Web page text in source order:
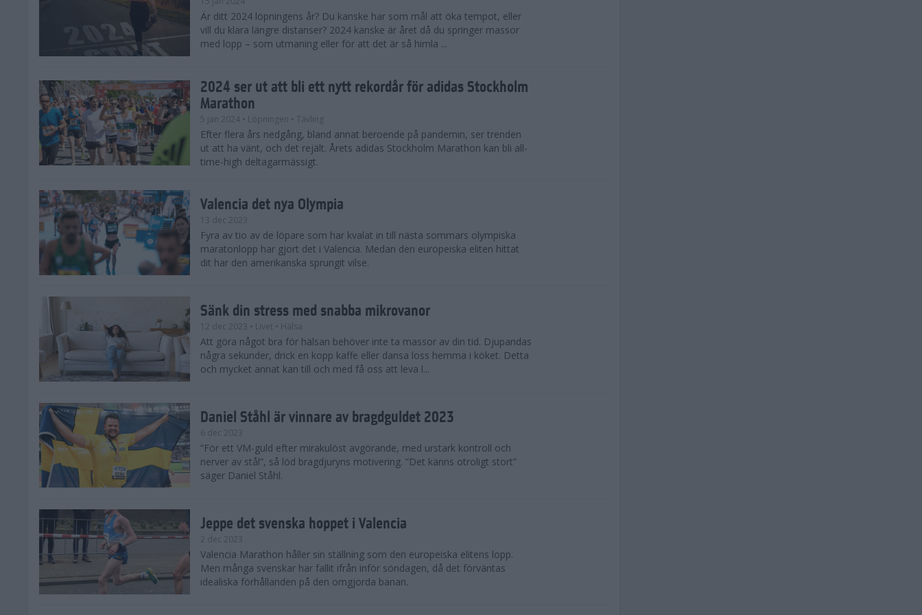
Är ditt 2024 löpningens år? Du kanske har som mål att öka tempot, eller
vill du klara längre distanser? 2024 kanske är året då du springer massor
med lopp – som utmaning eller för att det är så himla ...
2024 ser ut att bli ett nytt rekordår för adidas Stockholm
Marathon
5 jan 2024 • Löpningen • Tävling
Efter flera års nedgång, bland annat beroende på pandemin, ser trenden
ut att ha vänt, och det rejält. Årets adidas Stockholm Marathon kan bli all-
time-high deltagarmässigt.
Valencia det nya Olympia
13 dec 2023
Fyra av tio av de löpare som har kvalat in till nästa sommars olympiska
maratonlopp har gjort det i Valencia. Medan den europeiska eliten hittat
dit har den amerikanska sprungit vilse.
Sänk din stress med snabba mikrovanor
12 dec 2023 • Livet • Hälsa
Att göra något bra för hälsan behöver inte ta massor av din tid. Djupandas
några sekunder, drick en kopp kaffe eller dansa loss hemma i köket. Detta
och mycket annat kan till och med få oss att leva l...
Daniel Ståhl är vinnare av bragdguldet 2023
6 dec 2023
”För ett VM-guld efter mirakulöst avgörande, med urstark kontroll och
nerver av stål”, så löd bragdjuryns motivering. ”Det känns otroligt stort”
säger Daniel Ståhl.
Jeppe det svenska hoppet i Valencia
2 dec 2023
Valencia Marathon håller sin ställning som den europeiska elitens lopp.
Men många svenskar har fallit ifrån inför söndagen, då det förväntas
idealiska förhållanden på den omgjorda banan.